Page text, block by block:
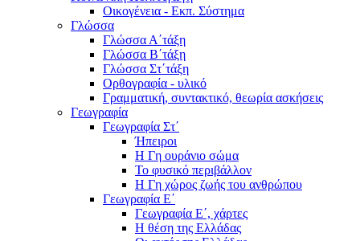
Οικογένεια - Εκπ. Σύστημα
Γλώσσα
Γλώσσα Α΄τάξη
Γλώσσα Β΄τάξη
Γλώσσα Στ΄τάξη
Ορθογραφία - υλικό
Γραμματική, συντακτικό, θεωρία ασκήσεις
Γεωγραφία
Γεωγραφία Στ΄
Ήπειροι
Η Γη ουράνιο σώμα
Το φυσικό περιβάλλον
Η Γη χώρος ζωής του ανθρώπου
Γεωγραφία Ε΄
Γεωγραφία Ε΄, χάρτες
Η θέση της Ελλάδας